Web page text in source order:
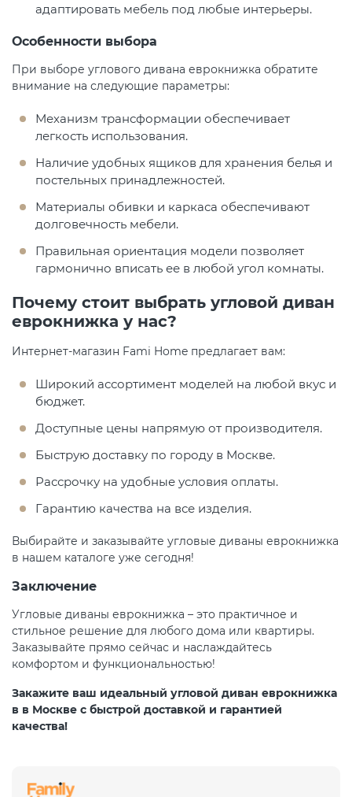
адаптировать мебель под любые интерьеры.
Особенности выбора
При выборе углового дивана еврокнижка обратите
внимание на следующие параметры:
Механизм трансформации обеспечивает
легкость использования.
Наличие удобных ящиков для хранения белья и
постельных принадлежностей.
Материалы обивки и каркаса обеспечивают
долговечность мебели.
Правильная ориентация модели позволяет
гармонично вписать ее в любой угол комнаты.
Почему стоит выбрать угловой диван
еврокнижка у нас?
Интернет-магазин Fami Home предлагает вам:
Широкий ассортимент моделей на любой вкус и
бюджет.
Доступные цены напрямую от производителя.
Быструю доставку по городу в Москве.
Рассрочку на удобные условия оплаты.
Гарантию качества на все изделия.
Выбирайте и заказывайте угловые диваны еврокнижка
в нашем каталоге уже сегодня!
Заключение
Угловые диваны еврокнижка – это практичное и
стильное решение для любого дома или квартиры.
Заказывайте прямо сейчас и наслаждайтесь
комфортом и функциональностью!
Закажите ваш идеальный угловой диван еврокнижка
в в Москве с быстрой доставкой и гарантией
качества!